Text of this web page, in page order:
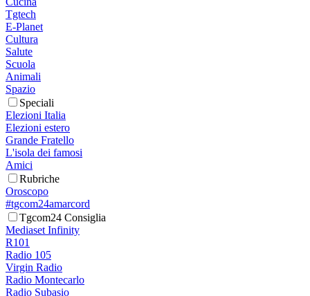
Tgtech
E-Planet
Cultura
Salute
Scuola
Animali
Spazio
Speciali
Elezioni Italia
Elezioni estero
Grande Fratello
L'isola dei famosi
Amici
Rubriche
Oroscopo
#tgcom24amarcord
Tgcom24 Consiglia
Mediaset Infinity
R101
Radio 105
Virgin Radio
Radio Montecarlo
Radio Subasio